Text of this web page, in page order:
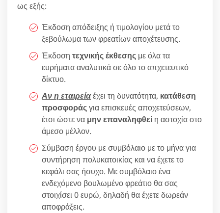
ως εξής:
Έκδοση απόδειξης ή τιμολογίου μετά το
ξεβούλωμα των φρεατίων αποχέτευσης.
Έκδοση τεχνικής έκθεσης με όλα τα
ευρήματα αναλυτικά σε όλο το απχετευτικό
δίκτυο.
Αν η εταιρείαέχει τη δυνατότητα, κατάθεση
προσφοράςγια επισκευές αποχετεύσεων,
έτσι ώστε να μην επαναληφθεί η αστοχία στο
άμεσο μέλλον.
Σύμβαση έργου με συμβόλαιο με το μήνα για
συντήρηση πολυκατοικίας και να έχετε το
κεφάλι σας ήσυχο. Με συμβόλαιο ένα
ενδεχόμενο βουλωμένο φρεάτιο θα σας
στοιχίσει 0 ευρώ, δηλαδή θα έχετε δωρεάν
αποφράξεις.